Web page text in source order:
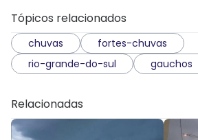
Tópicos relacionados
chuvas
fortes-chuvas
rio-grande-do-sul
gauchos
Relacionadas